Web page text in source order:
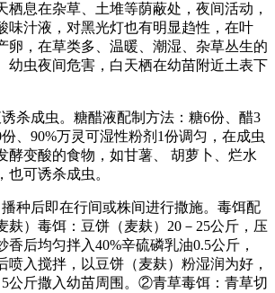
栖息在杂草、土堆等荫蔽处，夜间活动，
味汁液，对黑光灯也有明显趋性，在叶
卵，在草类多、温暖、潮湿、杂草丛生的
幼虫夜间危害，白天栖在幼苗附近土表下
成虫。糖醋液配制方法：糖6份、醋3
、90%万灵可湿性粉剂1份调匀，在成虫
酵变酸的食物，如甘薯、 胡萝卜、烂水
也可诱杀成虫。
后即在行间或株间进行撒施。毒饵配
）毒饵：豆饼（麦麸）20－25公斤，压
后均匀拌入40%辛硫磷乳油0.5公斤，
喷入搅拌，以豆饼（麦麸）粉湿润为好，
公斤撒入幼苗周围。②青草毒饵：青草切